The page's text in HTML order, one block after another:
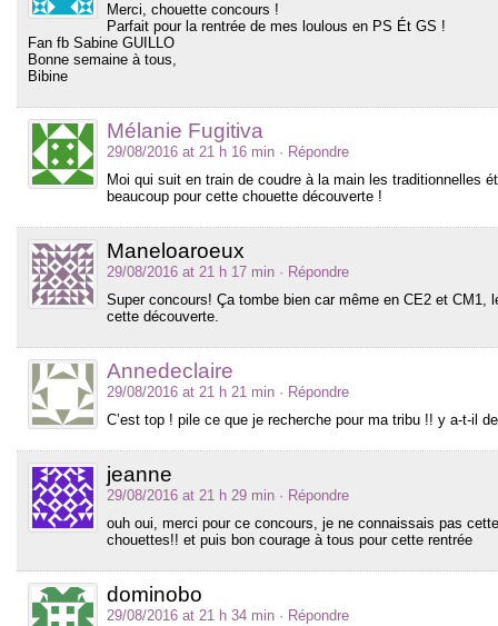
Merci, chouette concours !
Parfait pour la rentrée de mes loulous en PS Ét GS !
Fan fb Sabine GUILLO
Bonne semaine à tous,
Bibine
Mélanie Fugitiva
29/08/2016 at 21 h 16 min · Répondre
Moi qui suit en train de coudre à la main les traditionnelles
beaucoup pour cette chouette découverte !
Maneloaroeux
29/08/2016 at 21 h 17 min · Répondre
Super concours! Ça tombe bien car même en CE2 et CM1,
cette découverte.
Annedeclaire
29/08/2016 at 21 h 21 min · Répondre
C’est top ! pile ce que je recherche pour ma tribu !! y a-t-il
jeanne
29/08/2016 at 21 h 29 min · Répondre
ouh oui, merci pour ce concours, je ne connaissais pas
chouettes!! et puis bon courage à tous pour cette rentrée
dominobo
29/08/2016 at 21 h 34 min · Répondre